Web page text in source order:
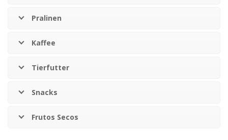
Pralinen
Kaffee
Tierfutter
Snacks
Frutos Secos